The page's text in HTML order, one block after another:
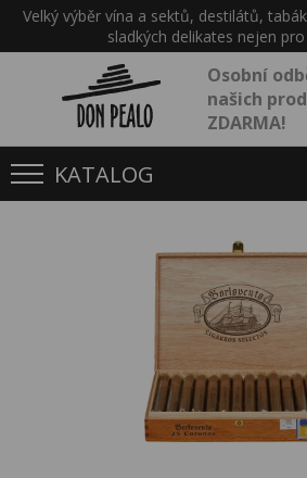
Velký výběr vína a sektů, destilátů,
sladkých delikates nejen
Osobní
našich
ZDARMA!
KATALOG